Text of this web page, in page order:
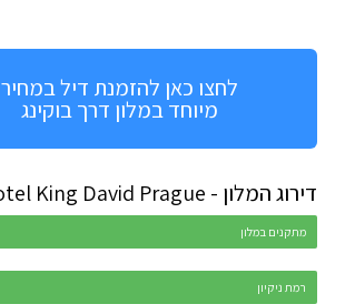
לחצו כאן להזמנת דיל במחיר
מיוחד במלון דרך בוקינג
דירוג המלון - Hotel King David Prague
מתקנים במלון
רמת ניקיון